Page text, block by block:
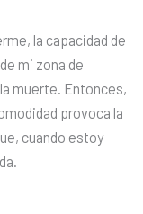
la capacidad de
mi zona de
muerte. Entonces,
provoca la
cuando estoy